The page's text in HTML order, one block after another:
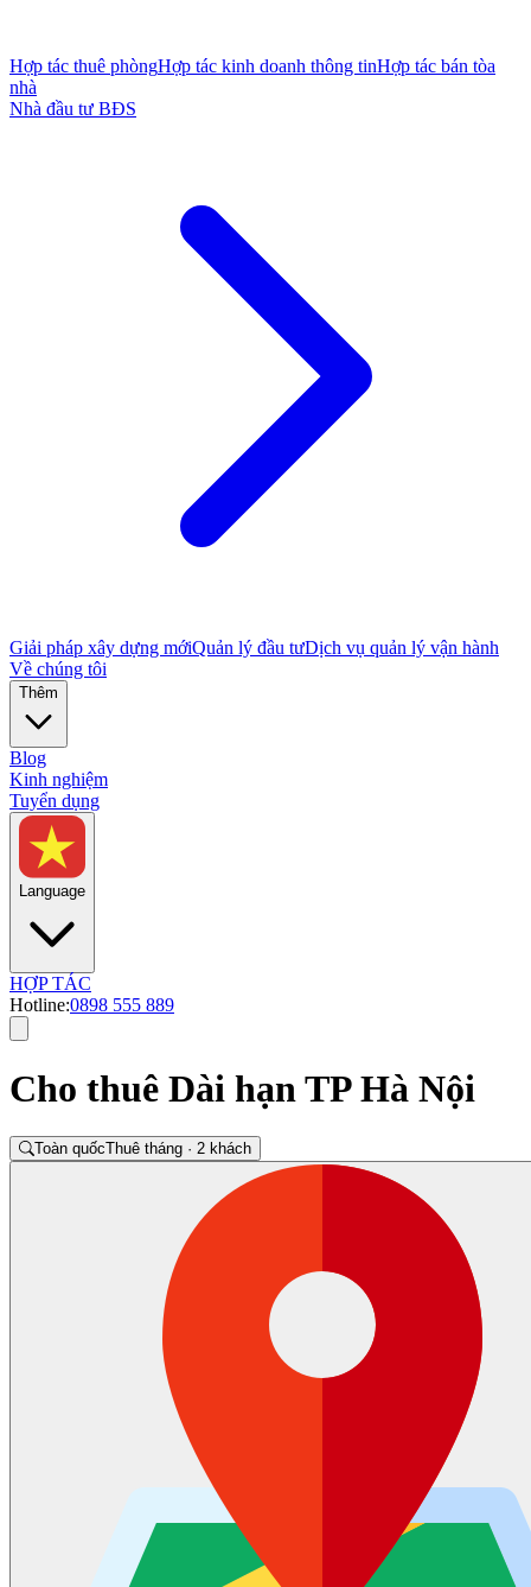
Hợp tác thuê phòngHợp tác kinh doanh thông tinHợp tác bán tòa
nhà
Nhà đầu tư BĐS
Giải pháp xây dựng mớiQuản lý đầu tưDịch vụ quản lý vận hành
Về chúng tôi
Thêm
Blog
Kinh nghiệm
Tuyển dụng
Language
HỢP TÁC
Hotline:0898 555 889
Cho thuê Dài hạn TP Hà Nội
Toàn quốcThuê tháng · 2 khách